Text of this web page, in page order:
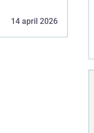
14 april 2026